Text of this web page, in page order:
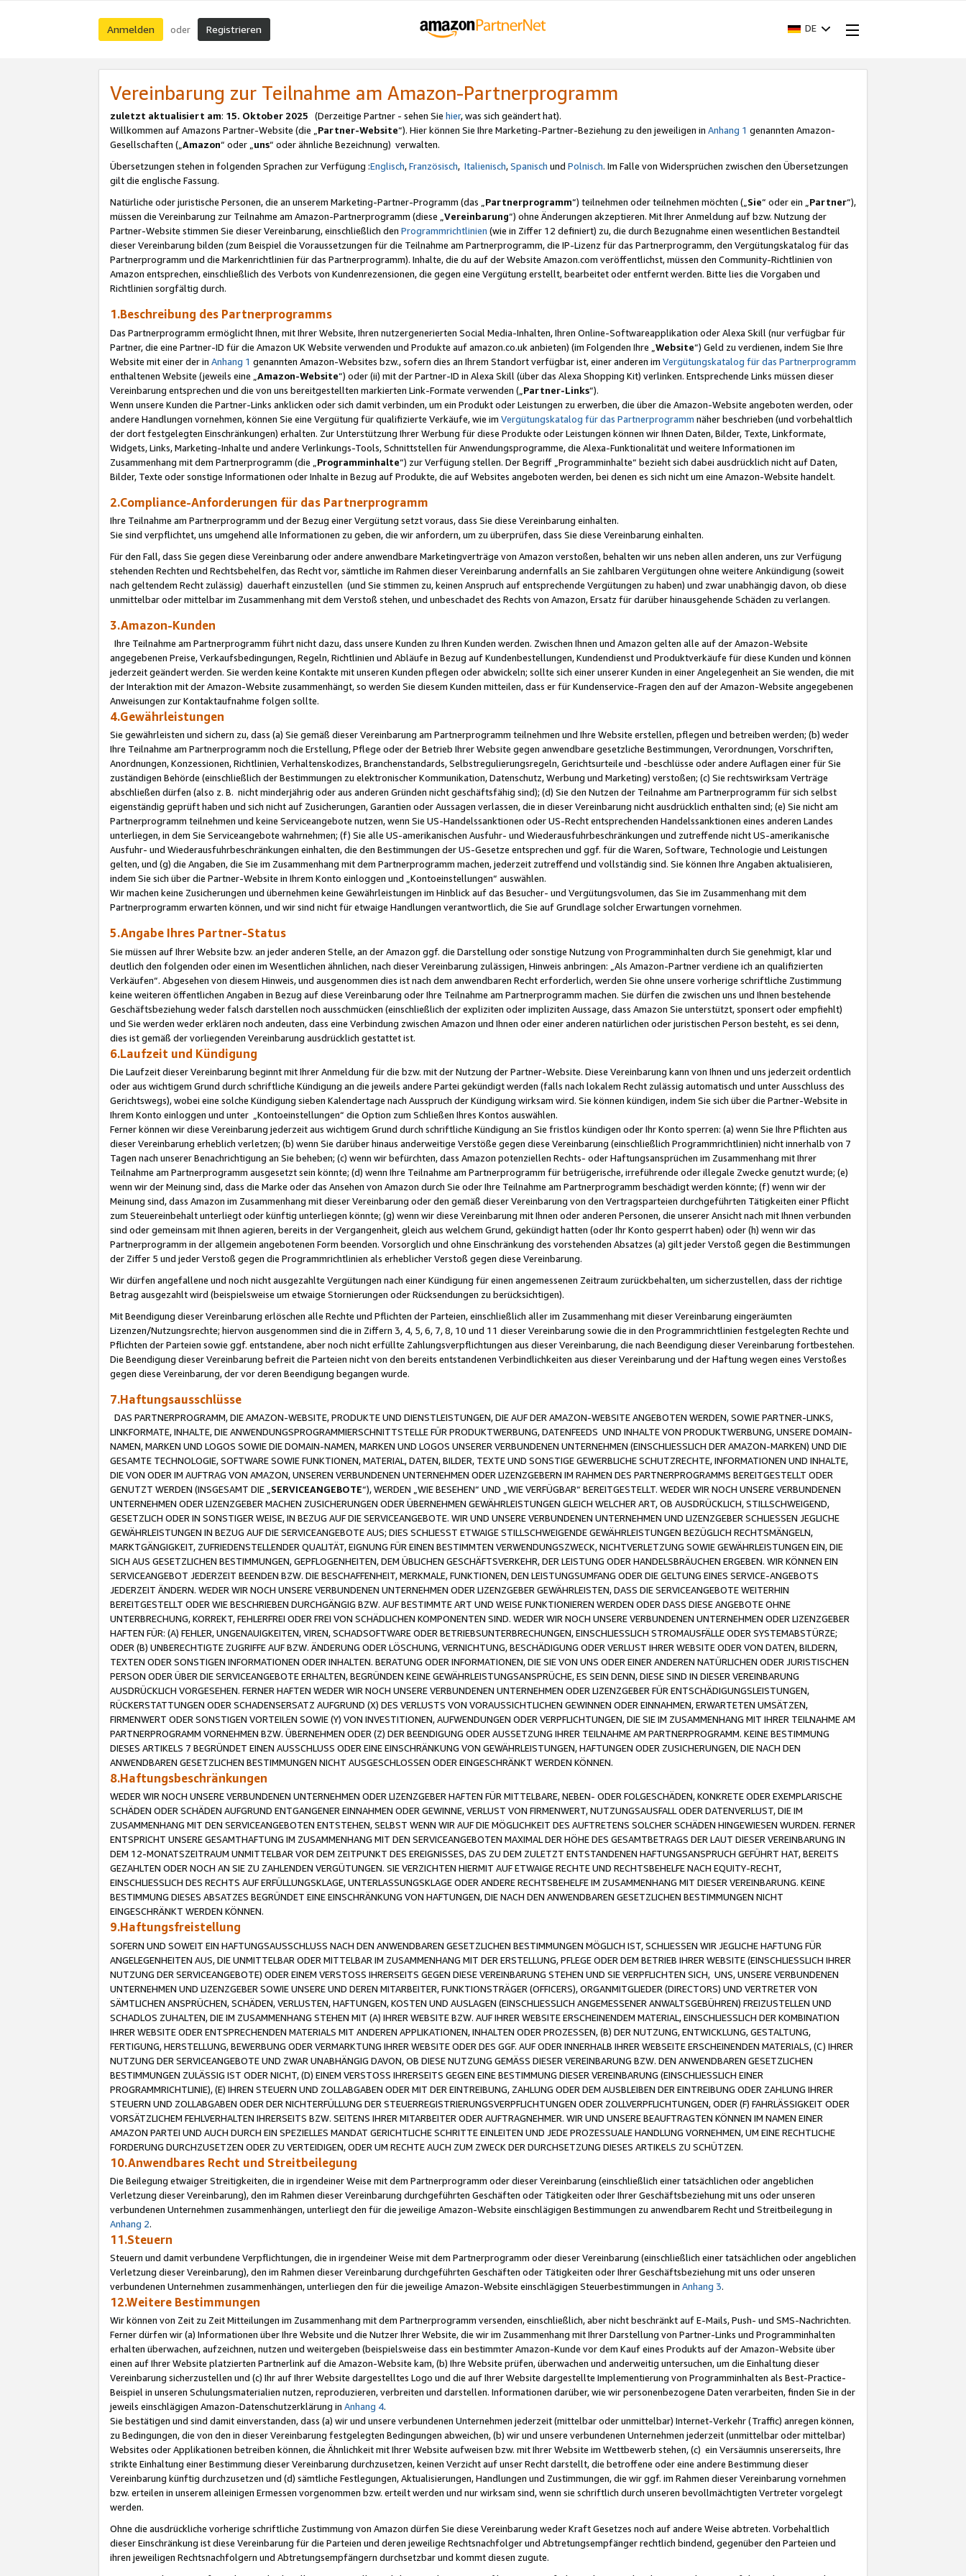
Anmelden oder Registrieren DE
Vereinbarung zur Teilnahme am Amazon-Partnerprogramm
zuletzt aktualisiert am: 15. Oktober 2025 (Derzeitige Partner - sehen Sie hier, was sich geändert hat).
Willkommen auf Amazons Partner-Website (die „Partner-Website“). Hier können Sie Ihre Marketing-Partner-Beziehung zu den jeweiligen in Anhang 1 genannten Amazon-
Gesellschaften („Amazon“ oder „uns“ oder ähnliche Bezeichnung) verwalten.
Übersetzungen stehen in folgenden Sprachen zur Verfügung :Englisch,Französisch, Italienisch,Spanisch und Polnisch. Im Falle von Widersprüchen zwischen den Übersetzungen
gilt die englische Fassung.
Natürliche oder juristische Personen, die an unserem Marketing-Partner-Programm (das „Partnerprogramm“) teilnehmen oder teilnehmen möchten („Sie“ oder ein „Partner“),
müssen die Vereinbarung zur Teilnahme am Amazon-Partnerprogramm (diese „Vereinbarung“) ohne Änderungen akzeptieren. Mit Ihrer Anmeldung auf bzw. Nutzung der
Partner-Website stimmen Sie dieser Vereinbarung, einschließlich den Programmrichtlinien (wie in Ziffer 12 definiert) zu, die durch Bezugnahme einen wesentlichen Bestandteil
dieser Vereinbarung bilden (zum Beispiel die Voraussetzungen für die Teilnahme am Partnerprogramm, die IP-Lizenz für das Partnerprogramm, den Vergütungskatalog für das
Partnerprogramm und die Markenrichtlinien für das Partnerprogramm). Inhalte, die du auf der Website Amazon.com veröffentlichst, müssen den Community-Richtlinien von
Amazon entsprechen, einschließlich des Verbots von Kundenrezensionen, die gegen eine Vergütung erstellt, bearbeitet oder entfernt werden. Bitte lies die Vorgaben und
Richtlinien sorgfältig durch.
1.Beschreibung des Partnerprogramms
Das Partnerprogramm ermöglicht Ihnen, mit Ihrer Website, Ihren nutzergenerierten Social Media-Inhalten, Ihren Online-Softwareapplikation oder Alexa Skill (nur verfügbar für
Partner, die eine Partner-ID für die Amazon UK Website verwenden und Produkte auf amazon.co.uk anbieten) (im Folgenden Ihre „ Website“) Geld zu verdienen, indem Sie Ihre
Website mit einer der in Anhang 1 genannten Amazon-Websites bzw., sofern dies an Ihrem Standort verfügbar ist, einer anderen im Vergütungskatalog für das Partnerprogramm
enthaltenen Website (jeweils eine „ Amazon-Website“) oder (ii) mit der Partner-ID in Alexa Skill (über das Alexa Shopping Kit) verlinken. Entsprechende Links müssen dieser
Vereinbarung entsprechen und die von uns bereitgestellten markierten Link-Formate verwenden („ Partner-Links“).
Wenn unsere Kunden die Partner-Links anklicken oder sich damit verbinden, um ein Produkt oder Leistungen zu erwerben, die über die Amazon-Website angeboten werden, oder
andere Handlungen vornehmen, können Sie eine Vergütung für qualifizierte Verkäufe, wie im Vergütungskatalog für das Partnerprogramm näher beschrieben (und vorbehaltlich
der dort festgelegten Einschränkungen) erhalten. Zur Unterstützung Ihrer Werbung für diese Produkte oder Leistungen können wir Ihnen Daten, Bilder, Texte, Linkformate,
Widgets, Links, Marketing-Inhalte und andere Verlinkungs-Tools, Schnittstellen für Anwendungsprogramme, die Alexa-Funktionalität und weitere Informationen im
Zusammenhang mit dem Partnerprogramm (die „ Programminhalte“) zur Verfügung stellen. Der Begriff „Programminhalte“ bezieht sich dabei ausdrücklich nicht auf Daten,
Bilder, Texte oder sonstige Informationen oder Inhalte in Bezug auf Produkte, die auf Websites angeboten werden, bei denen es sich nicht um eine Amazon-Website handelt.
2.Compliance-Anforderungen für das Partnerprogramm
Ihre Teilnahme am Partnerprogramm und der Bezug einer Vergütung setzt voraus, dass Sie diese Vereinbarung einhalten.
Sie sind verpflichtet, uns umgehend alle Informationen zu geben, die wir anfordern, um zu überprüfen, dass Sie diese Vereinbarung einhalten.
Für den Fall, dass Sie gegen diese Vereinbarung oder andere anwendbare Marketingverträge von Amazon verstoßen, behalten wir uns neben allen anderen, uns zur Verfügung
stehenden Rechten und Rechtsbehelfen, das Recht vor, sämtliche im Rahmen dieser Vereinbarung andernfalls an Sie zahlbaren Vergütungen ohne weitere Ankündigung (soweit
nach geltendem Recht zulässig) dauerhaft einzustellen (und Sie stimmen zu, keinen Anspruch auf entsprechende Vergütungen zu haben) und zwar unabhängig davon, ob diese
unmittelbar oder mittelbar im Zusammenhang mit dem Verstoß stehen, und unbeschadet des Rechts von Amazon, Ersatz für darüber hinausgehende Schäden zu verlangen.
3.Amazon-Kunden
Ihre Teilnahme am Partnerprogramm führt nicht dazu, dass unsere Kunden zu Ihren Kunden werden. Zwischen Ihnen und Amazon gelten alle auf der Amazon-Website
angegebenen Preise, Verkaufsbedingungen, Regeln, Richtlinien und Abläufe in Bezug auf Kundenbestellungen, Kundendienst und Produktverkäufe für diese Kunden und können
jederzeit geändert werden. Sie werden keine Kontakte mit unseren Kunden pflegen oder abwickeln; sollte sich einer unserer Kunden in einer Angelegenheit an Sie wenden, die mit
der Interaktion mit der Amazon-Website zusammenhängt, so werden Sie diesem Kunden mitteilen, dass er für Kundenservice-Fragen den auf der Amazon-Website angegebenen
Anweisungen zur Kontaktaufnahme folgen sollte.
4.Gewährleistungen
Sie gewährleisten und sichern zu, dass (a) Sie gemäß dieser Vereinbarung am Partnerprogramm teilnehmen und Ihre Website erstellen, pflegen und betreiben werden; (b) weder
Ihre Teilnahme am Partnerprogramm noch die Erstellung, Pflege oder der Betrieb Ihrer Website gegen anwendbare gesetzliche Bestimmungen, Verordnungen, Vorschriften,
Anordnungen, Konzessionen, Richtlinien, Verhaltenskodizes, Branchenstandards, Selbstregulierungsregeln, Gerichtsurteile und -beschlüsse oder andere Auflagen einer für Sie
zuständigen Behörde (einschließlich der Bestimmungen zu elektronischer Kommunikation, Datenschutz, Werbung und Marketing) verstoßen; (c) Sie rechtswirksam Verträge
abschließen dürfen (also z. B. nicht minderjährig oder aus anderen Gründen nicht geschäftsfähig sind); (d) Sie den Nutzen der Teilnahme am Partnerprogramm für sich selbst
eigenständig geprüft haben und sich nicht auf Zusicherungen, Garantien oder Aussagen verlassen, die in dieser Vereinbarung nicht ausdrücklich enthalten sind; (e) Sie nicht am
Partnerprogramm teilnehmen und keine Serviceangebote nutzen, wenn Sie US-Handelssanktionen oder US-Recht entsprechenden Handelssanktionen eines anderen Landes
unterliegen, in dem Sie Serviceangebote wahrnehmen; (f) Sie alle US-amerikanischen Ausfuhr- und Wiederausfuhrbeschränkungen und zutreffende nicht US-amerikanische
Ausfuhr- und Wiederausfuhrbeschränkungen einhalten, die den Bestimmungen der US-Gesetze entsprechen und ggf. für die Waren, Software, Technologie und Leistungen
gelten, und (g) die Angaben, die Sie im Zusammenhang mit dem Partnerprogramm machen, jederzeit zutreffend und vollständig sind. Sie können Ihre Angaben aktualisieren,
indem Sie sich über die Partner-Website in Ihrem Konto einloggen und „Kontoeinstellungen“ auswählen.
Wir machen keine Zusicherungen und übernehmen keine Gewährleistungen im Hinblick auf das Besucher- und Vergütungsvolumen, das Sie im Zusammenhang mit dem
Partnerprogramm erwarten können, und wir sind nicht für etwaige Handlungen verantwortlich, die Sie auf Grundlage solcher Erwartungen vornehmen.
5.Angabe Ihres Partner-Status
Sie müssen auf Ihrer Website bzw. an jeder anderen Stelle, an der Amazon ggf. die Darstellung oder sonstige Nutzung von Programminhalten durch Sie genehmigt, klar und
deutlich den folgenden oder einen im Wesentlichen ähnlichen, nach dieser Vereinbarung zulässigen, Hinweis anbringen: „Als Amazon-Partner verdiene ich an qualifizierten
Verkäufen“. Abgesehen von diesem Hinweis, und ausgenommen dies ist nach dem anwendbaren Recht erforderlich, werden Sie ohne unsere vorherige schriftliche Zustimmung
keine weiteren öffentlichen Angaben in Bezug auf diese Vereinbarung oder Ihre Teilnahme am Partnerprogramm machen. Sie dürfen die zwischen uns und Ihnen bestehende
Geschäftsbeziehung weder falsch darstellen noch ausschmücken (einschließlich der expliziten oder impliziten Aussage, dass Amazon Sie unterstützt, sponsert oder empfiehlt)
und Sie werden weder erklären noch andeuten, dass eine Verbindung zwischen Amazon und Ihnen oder einer anderen natürlichen oder juristischen Person besteht, es sei denn,
dies ist gemäß der vorliegenden Vereinbarung ausdrücklich gestattet ist.
6.Laufzeit und Kündigung
Die Laufzeit dieser Vereinbarung beginnt mit Ihrer Anmeldung für die bzw. mit der Nutzung der Partner-Website. Diese Vereinbarung kann von Ihnen und uns jederzeit ordentlich
oder aus wichtigem Grund durch schriftliche Kündigung an die jeweils andere Partei gekündigt werden (falls nach lokalem Recht zulässig automatisch und unter Ausschluss des
Gerichtswegs), wobei eine solche Kündigung sieben Kalendertage nach Ausspruch der Kündigung wirksam wird. Sie können kündigen, indem Sie sich über die Partner-Website in
Ihrem Konto einloggen und unter „Kontoeinstellungen“ die Option zum Schließen Ihres Kontos auswählen.
Ferner können wir diese Vereinbarung jederzeit aus wichtigem Grund durch schriftliche Kündigung an Sie fristlos kündigen oder Ihr Konto sperren: (a) wenn Sie Ihre Pflichten aus
dieser Vereinbarung erheblich verletzen; (b) wenn Sie darüber hinaus anderweitige Verstöße gegen diese Vereinbarung (einschließlich Programmrichtlinien) nicht innerhalb von 7
Tagen nach unserer Benachrichtigung an Sie beheben; (c) wenn wir befürchten, dass Amazon potenziellen Rechts- oder Haftungsansprüchen im Zusammenhang mit Ihrer
Teilnahme am Partnerprogramm ausgesetzt sein könnte; (d) wenn Ihre Teilnahme am Partnerprogramm für betrügerische, irreführende oder illegale Zwecke genutzt wurde; (e)
wenn wir der Meinung sind, dass die Marke oder das Ansehen von Amazon durch Sie oder Ihre Teilnahme am Partnerprogramm beschädigt werden könnte; (f) wenn wir der
Meinung sind, dass Amazon im Zusammenhang mit dieser Vereinbarung oder den gemäß dieser Vereinbarung von den Vertragsparteien durchgeführten Tätigkeiten einer Pflicht
zum Steuereinbehalt unterliegt oder künftig unterliegen könnte; (g) wenn wir diese Vereinbarung mit Ihnen oder anderen Personen, die unserer Ansicht nach mit Ihnen verbunden
sind oder gemeinsam mit Ihnen agieren, bereits in der Vergangenheit, gleich aus welchem Grund, gekündigt hatten (oder Ihr Konto gesperrt haben) oder (h) wenn wir das
Partnerprogramm in der allgemein angebotenen Form beenden. Vorsorglich und ohne Einschränkung des vorstehenden Absatzes (a) gilt jeder Verstoß gegen die Bestimmungen
der Ziffer 5 und jeder Verstoß gegen die Programmrichtlinien als erheblicher Verstoß gegen diese Vereinbarung.
Wir dürfen angefallene und noch nicht ausgezahlte Vergütungen nach einer Kündigung für einen angemessenen Zeitraum zurückbehalten, um sicherzustellen, dass der richtige
Betrag ausgezahlt wird (beispielsweise um etwaige Stornierungen oder Rücksendungen zu berücksichtigen).
Mit Beendigung dieser Vereinbarung erlöschen alle Rechte und Pflichten der Parteien, einschließlich aller im Zusammenhang mit dieser Vereinbarung eingeräumten
Lizenzen/Nutzungsrechte; hiervon ausgenommen sind die in Ziffern 3, 4, 5, 6, 7, 8, 10 und 11 dieser Vereinbarung sowie die in den Programmrichtlinien festgelegten Rechte und
Pflichten der Parteien sowie ggf. entstandene, aber noch nicht erfüllte Zahlungsverpflichtungen aus dieser Vereinbarung, die nach Beendigung dieser Vereinbarung fortbestehen.
Die Beendigung dieser Vereinbarung befreit die Parteien nicht von den bereits entstandenen Verbindlichkeiten aus dieser Vereinbarung und der Haftung wegen eines Verstoßes
gegen diese Vereinbarung, der vor deren Beendigung begangen wurde.
7.Haftungsausschlüsse
DAS PARTNERPROGRAMM, DIE AMAZON-WEBSITE, PRODUKTE UND DIENSTLEISTUNGEN, DIE AUF DER AMAZON-WEBSITE ANGEBOTEN WERDEN, SOWIE PARTNER-LINKS,
LINKFORMATE, INHALTE, DIE ANWENDUNGSPROGRAMMIERSCHNITTSTELLE FÜR PRODUKTWERBUNG, DATENFEEDS UND INHALTE VON PRODUKTWERBUNG, UNSERE DOMAIN-
NAMEN, MARKEN UND LOGOS SOWIE DIE DOMAIN-NAMEN, MARKEN UND LOGOS UNSERER VERBUNDENEN UNTERNEHMEN (EINSCHLIESSLICH DER AMAZON-MARKEN) UND DIE
GESAMTE TECHNOLOGIE, SOFTWARE SOWIE FUNKTIONEN, MATERIAL, DATEN, BILDER, TEXTE UND SONSTIGE GEWERBLICHE SCHUTZRECHTE, INFORMATIONEN UND INHALTE,
DIE VON ODER IM AUFTRAG VON AMAZON, UNSEREN VERBUNDENEN UNTERNEHMEN ODER LIZENZGEBERN IM RAHMEN DES PARTNERPROGRAMMS BEREITGESTELLT ODER
GENUTZT WERDEN (INSGESAMT DIE „ SERVICEANGEBOTE“), WERDEN „WIE BESEHEN“ UND „WIE VERFÜGBAR“ BEREITGESTELLT. WEDER WIR NOCH UNSERE VERBUNDENEN
UNTERNEHMEN ODER LIZENZGEBER MACHEN ZUSICHERUNGEN ODER ÜBERNEHMEN GEWÄHRLEISTUNGEN GLEICH WELCHER ART, OB AUSDRÜCKLICH, STILLSCHWEIGEND,
GESETZLICH ODER IN SONSTIGER WEISE, IN BEZUG AUF DIE SERVICEANGEBOTE. WIR UND UNSERE VERBUNDENEN UNTERNEHMEN UND LIZENZGEBER SCHLIESSEN JEGLICHE
GEWÄHRLEISTUNGEN IN BEZUG AUF DIE SERVICEANGEBOTE AUS; DIES SCHLIESST ETWAIGE STILLSCHWEIGENDE GEWÄHRLEISTUNGEN BEZÜGLICH RECHTSMÄNGELN,
MARKTGÄNGIGKEIT, ZUFRIEDENSTELLENDER QUALITÄT, EIGNUNG FÜR EINEN BESTIMMTEN VERWENDUNGSZWECK, NICHTVERLETZUNG SOWIE GEWÄHRLEISTUNGEN EIN, DIE
SICH AUS GESETZLICHEN BESTIMMUNGEN, GEPFLOGENHEITEN, DEM ÜBLICHEN GESCHÄFTSVERKEHR, DER LEISTUNG ODER HANDELSBRÄUCHEN ERGEBEN. WIR KÖNNEN EIN
SERVICEANGEBOT JEDERZEIT BEENDEN BZW. DIE BESCHAFFENHEIT, MERKMALE, FUNKTIONEN, DEN LEISTUNGSUMFANG ODER DIE GELTUNG EINES SERVICE-ANGEBOTS
JEDERZEIT ÄNDERN. WEDER WIR NOCH UNSERE VERBUNDENEN UNTERNEHMEN ODER LIZENZGEBER GEWÄHRLEISTEN, DASS DIE SERVICEANGEBOTE WEITERHIN
BEREITGESTELLT ODER WIE BESCHRIEBEN DURCHGÄNGIG BZW. AUF BESTIMMTE ART UND WEISE FUNKTIONIEREN WERDEN ODER DASS DIESE ANGEBOTE OHNE
UNTERBRECHUNG, KORREKT, FEHLERFREI ODER FREI VON SCHÄDLICHEN KOMPONENTEN SIND. WEDER WIR NOCH UNSERE VERBUNDENEN UNTERNEHMEN ODER LIZENZGEBER
HAFTEN FÜR: (A) FEHLER, UNGENAUIGKEITEN, VIREN, SCHADSOFTWARE ODER BETRIEBSUNTERBRECHUNGEN, EINSCHLIESSLICH STROMAUSFÄLLE ODER SYSTEMABSTÜRZE;
ODER (B) UNBERECHTIGTE ZUGRIFFE AUF BZW. ÄNDERUNG ODER LÖSCHUNG, VERNICHTUNG, BESCHÄDIGUNG ODER VERLUST IHRER WEBSITE ODER VON DATEN, BILDERN,
TEXTEN ODER SONSTIGEN INFORMATIONEN ODER INHALTEN. BERATUNG ODER INFORMATIONEN, DIE SIE VON UNS ODER EINER ANDEREN NATÜRLICHEN ODER JURISTISCHEN
PERSON ODER ÜBER DIE SERVICEANGEBOTE ERHALTEN, BEGRÜNDEN KEINE GEWÄHRLEISTUNGSANSPRÜCHE, ES SEIN DENN, DIESE SIND IN DIESER VEREINBARUNG
AUSDRÜCKLICH VORGESEHEN. FERNER HAFTEN WEDER WIR NOCH UNSERE VERBUNDENEN UNTERNEHMEN ODER LIZENZGEBER FÜR ENTSCHÄDIGUNGSLEISTUNGEN,
RÜCKERSTATTUNGEN ODER SCHADENSERSATZ AUFGRUND (X) DES VERLUSTS VON VORAUSSICHTLICHEN GEWINNEN ODER EINNAHMEN, ERWARTETEN UMSÄTZEN,
FIRMENWERT ODER SONSTIGEN VORTEILEN SOWIE (Y) VON INVESTITIONEN, AUFWENDUNGEN ODER VERPFLICHTUNGEN, DIE SIE IM ZUSAMMENHANG MIT IHRER TEILNAHME AM
PARTNERPROGRAMM VORNEHMEN BZW. ÜBERNEHMEN ODER (Z) DER BEENDIGUNG ODER AUSSETZUNG IHRER TEILNAHME AM PARTNERPROGRAMM. KEINE BESTIMMUNG
DIESES ARTIKELS 7 BEGRÜNDET EINEN AUSSCHLUSS ODER EINE EINSCHRÄNKUNG VON GEWÄHRLEISTUNGEN, HAFTUNGEN ODER ZUSICHERUNGEN, DIE NACH DEN
ANWENDBAREN GESETZLICHEN BESTIMMUNGEN NICHT AUSGESCHLOSSEN ODER EINGESCHRÄNKT WERDEN KÖNNEN.
8.Haftungsbeschränkungen
WEDER WIR NOCH UNSERE VERBUNDENEN UNTERNEHMEN ODER LIZENZGEBER HAFTEN FÜR MITTELBARE, NEBEN- ODER FOLGESCHÄDEN, KONKRETE ODER EXEMPLARISCHE
SCHÄDEN ODER SCHÄDEN AUFGRUND ENTGANGENER EINNAHMEN ODER GEWINNE, VERLUST VON FIRMENWERT, NUTZUNGSAUSFALL ODER DATENVERLUST, DIE IM
ZUSAMMENHANG MIT DEN SERVICEANGEBOTEN ENTSTEHEN, SELBST WENN WIR AUF DIE MÖGLICHKEIT DES AUFTRETENS SOLCHER SCHÄDEN HINGEWIESEN WURDEN. FERNER
ENTSPRICHT UNSERE GESAMTHAFTUNG IM ZUSAMMENHANG MIT DEN SERVICEANGEBOTEN MAXIMAL DER HÖHE DES GESAMTBETRAGS DER LAUT DIESER VEREINBARUNG IN
DEM 12-MONATSZEITRAUM UNMITTELBAR VOR DEM ZEITPUNKT DES EREIGNISSES, DAS ZU DEM ZULETZT ENTSTANDENEN HAFTUNGSANSPRUCH GEFÜHRT HAT, BEREITS
GEZAHLTEN ODER NOCH AN SIE ZU ZAHLENDEN VERGÜTUNGEN. SIE VERZICHTEN HIERMIT AUF ETWAIGE RECHTE UND RECHTSBEHELFE NACH EQUITY-RECHT,
EINSCHLIESSLICH DES RECHTS AUF ERFÜLLUNGSKLAGE, UNTERLASSUNGSKLAGE ODER ANDERE RECHTSBEHELFE IM ZUSAMMENHANG MIT DIESER VEREINBARUNG. KEINE
BESTIMMUNG DIESES ABSATZES BEGRÜNDET EINE EINSCHRÄNKUNG VON HAFTUNGEN, DIE NACH DEN ANWENDBAREN GESETZLICHEN BESTIMMUNGEN NICHT
EINGESCHRÄNKT WERDEN KÖNNEN.
9.Haftungsfreistellung
SOFERN UND SOWEIT EIN HAFTUNGSAUSSCHLUSS NACH DEN ANWENDBAREN GESETZLICHEN BESTIMMUNGEN MÖGLICH IST, SCHLIESSEN WIR JEGLICHE HAFTUNG FÜR
ANGELEGENHEITEN AUS, DIE UNMITTELBAR ODER MITTELBAR IM ZUSAMMENHANG MIT DER ERSTELLUNG, PFLEGE ODER DEM BETRIEB IHRER WEBSITE (EINSCHLIESSLICH IHRER
NUTZUNG DER SERVICEANGEBOTE) ODER EINEM VERSTOSS IHRERSEITS GEGEN DIESE VEREINBARUNG STEHEN UND SIE VERPFLICHTEN SICH, UNS, UNSERE VERBUNDENEN
UNTERNEHMEN UND LIZENZGEBER SOWIE UNSERE UND DEREN MITARBEITER, FUNKTIONSTRÄGER (OFFICERS), ORGANMITGLIEDER (DIRECTORS) UND VERTRETER VON
SÄMTLICHEN ANSPRÜCHEN, SCHÄDEN, VERLUSTEN, HAFTUNGEN, KOSTEN UND AUSLAGEN (EINSCHLIESSLICH ANGEMESSENER ANWALTSGEBÜHREN) FREIZUSTELLEN UND
SCHADLOS ZUHALTEN, DIE IM ZUSAMMENHANG STEHEN MIT (A) IHRER WEBSITE BZW. AUF IHRER WEBSITE ERSCHEINENDEM MATERIAL, EINSCHLIESSLICH DER KOMBINATION
IHRER WEBSITE ODER ENTSPRECHENDEN MATERIALS MIT ANDEREN APPLIKATIONEN, INHALTEN ODER PROZESSEN, (B) DER NUTZUNG, ENTWICKLUNG, GESTALTUNG,
FERTIGUNG, HERSTELLUNG, BEWERBUNG ODER VERMARKTUNG IHRER WEBSITE ODER DES GGF. AUF ODER INNERHALB IHRER WEBSEITE ERSCHEINENDEN MATERIALS, (C) IHRER
NUTZUNG DER SERVICEANGEBOTE UND ZWAR UNABHÄNGIG DAVON, OB DIESE NUTZUNG GEMÄSS DIESER VEREINBARUNG BZW. DEN ANWENDBAREN GESETZLICHEN
BESTIMMUNGEN ZULÄSSIG IST ODER NICHT, (D) EINEM VERSTOSS IHRERSEITS GEGEN EINE BESTIMMUNG DIESER VEREINBARUNG (EINSCHLIESSLICH EINER
PROGRAMMRICHTLINIE), (E) IHREN STEUERN UND ZOLLABGABEN ODER MIT DER EINTREIBUNG, ZAHLUNG ODER DEM AUSBLEIBEN DER EINTREIBUNG ODER ZAHLUNG IHRER
STEUERN UND ZOLLABGABEN ODER DER NICHTERFÜLLUNG DER STEUERREGISTRIERUNGSVERPFLICHTUNGEN ODER ZOLLVERPFLICHTUNGEN, ODER (F) FAHRLÄSSIGKEIT ODER
VORSÄTZLICHEM FEHLVERHALTEN IHRERSEITS BZW. SEITENS IHRER MITARBEITER ODER AUFTRAGNEHMER. WIR UND UNSERE BEAUFTRAGTEN KÖNNEN IM NAMEN EINER
AMAZON PARTEI UND AUCH DURCH EIN SPEZIELLES MANDAT GERICHTLICHE SCHRITTE EINLEITEN UND JEDE PROZESSUALE HANDLUNG VORNEHMEN, UM EINE RECHTLICHE
FORDERUNG DURCHZUSETZEN ODER ZU VERTEIDIGEN, ODER UM RECHTE AUCH ZUM ZWECK DER DURCHSETZUNG DIESES ARTIKELS ZU SCHÜTZEN.
10.Anwendbares Recht und Streitbeilegung
Die Beilegung etwaiger Streitigkeiten, die in irgendeiner Weise mit dem Partnerprogramm oder dieser Vereinbarung (einschließlich einer tatsächlichen oder angeblichen
Verletzung dieser Vereinbarung), den im Rahmen dieser Vereinbarung durchgeführten Geschäften oder Tätigkeiten oder Ihrer Geschäftsbeziehung mit uns oder unseren
verbundenen Unternehmen zusammenhängen, unterliegt den für die jeweilige Amazon-Website einschlägigen Bestimmungen zu anwendbarem Recht und Streitbeilegung in
Anhang 2.
11.Steuern
Steuern und damit verbundene Verpflichtungen, die in irgendeiner Weise mit dem Partnerprogramm oder dieser Vereinbarung (einschließlich einer tatsächlichen oder angeblichen
Verletzung dieser Vereinbarung), den im Rahmen dieser Vereinbarung durchgeführten Geschäften oder Tätigkeiten oder Ihrer Geschäftsbeziehung mit uns oder unseren
verbundenen Unternehmen zusammenhängen, unterliegen den für die jeweilige Amazon-Website einschlägigen Steuerbestimmungen in Anhang 3.
12.Weitere Bestimmungen
Wir können von Zeit zu Zeit Mitteilungen im Zusammenhang mit dem Partnerprogramm versenden, einschließlich, aber nicht beschränkt auf E-Mails, Push- und SMS-Nachrichten.
Ferner dürfen wir (a) Informationen über Ihre Website und die Nutzer Ihrer Website, die wir im Zusammenhang mit Ihrer Darstellung von Partner-Links und Programminhalten
erhalten überwachen, aufzeichnen, nutzen und weitergeben (beispielsweise dass ein bestimmter Amazon-Kunde vor dem Kauf eines Produkts auf der Amazon-Website über
einen auf Ihrer Website platzierten Partnerlink auf die Amazon-Website kam, (b) Ihre Website prüfen, überwachen und anderweitig untersuchen, um die Einhaltung dieser
Vereinbarung sicherzustellen und (c) Ihr auf Ihrer Website dargestelltes Logo und die auf Ihrer Website dargestellte Implementierung von Programminhalten als Best-Practice-
Beispiel in unseren Schulungsmaterialien nutzen, reproduzieren, verbreiten und darstellen. Informationen darüber, wie wir personenbezogene Daten verarbeiten, finden Sie in der
jeweils einschlägigen Amazon-Datenschutzerklärung in Anhang 4.
Sie bestätigen und sind damit einverstanden, dass (a) wir und unsere verbundenen Unternehmen jederzeit (mittelbar oder unmittelbar) Internet-Verkehr (Traffic) anregen können,
zu Bedingungen, die von den in dieser Vereinbarung festgelegten Bedingungen abweichen, (b) wir und unsere verbundenen Unternehmen jederzeit (unmittelbar oder mittelbar)
Websites oder Applikationen betreiben können, die Ähnlichkeit mit Ihrer Website aufweisen bzw. mit Ihrer Website im Wettbewerb stehen, (c) ein Versäumnis unsererseits, Ihre
strikte Einhaltung einer Bestimmung dieser Vereinbarung durchzusetzen, keinen Verzicht auf unser Recht darstellt, die betroffene oder eine andere Bestimmung dieser
Vereinbarung künftig durchzusetzen und (d) sämtliche Festlegungen, Aktualisierungen, Handlungen und Zustimmungen, die wir ggf. im Rahmen dieser Vereinbarung vornehmen
bzw. erteilen in unserem alleinigen Ermessen vorgenommen bzw. erteilt werden und nur wirksam sind, wenn sie schriftlich durch unseren bevollmächtigten Vertreter vorgelegt
werden.
Ohne die ausdrückliche vorherige schriftliche Zustimmung von Amazon dürfen Sie diese Vereinbarung weder Kraft Gesetzes noch auf andere Weise abtreten. Vorbehaltlich
dieser Einschränkung ist diese Vereinbarung für die Parteien und deren jeweilige Rechtsnachfolger und Abtretungsempfänger rechtlich bindend, gegenüber den Parteien und
ihren jeweiligen Rechtsnachfolgern und Abtretungsempfängern durchsetzbar und kommt diesen zugute.